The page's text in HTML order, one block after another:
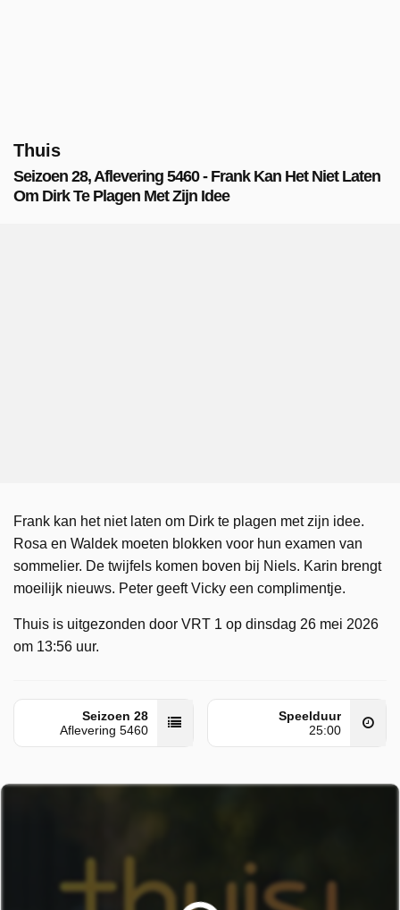
Thuis
Seizoen 28, Aflevering 5460 - Frank Kan Het Niet Laten
Om Dirk Te Plagen Met Zijn Idee
Frank kan het niet laten om Dirk te plagen met zijn idee.
Rosa en Waldek moeten blokken voor hun examen van
sommelier. De twijfels komen boven bij Niels. Karin brengt
moeilijk nieuws. Peter geeft Vicky een complimentje.
Thuis is uitgezonden door VRT 1 op dinsdag 26 mei 2026
om 13:56 uur.
Seizoen 28
Aflevering 5460
Speelduur
25:00